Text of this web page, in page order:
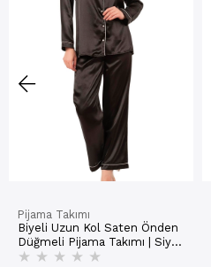
Pijama Takımı
Biyeli Uzun Kol Saten Önden
Düğmeli Pijama Takımı | Siyah
7647
★ ★ ★ ★ ★